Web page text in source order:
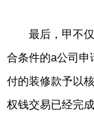
最后，甲不仅
合条件的a公司申
付的装修款予以
权钱交易已经完